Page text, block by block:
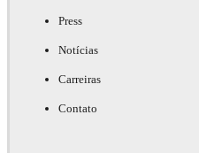
Press
Notícias
Carreiras
Contato